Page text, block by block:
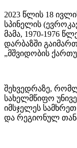
2023 წლის 18
სპინელის
მამა, 1970-1976
დარბაზში
„მშვიდობის
შეხვედრაზე,
სახელმწიფო
იმსჯელეს
და რეგიონულ